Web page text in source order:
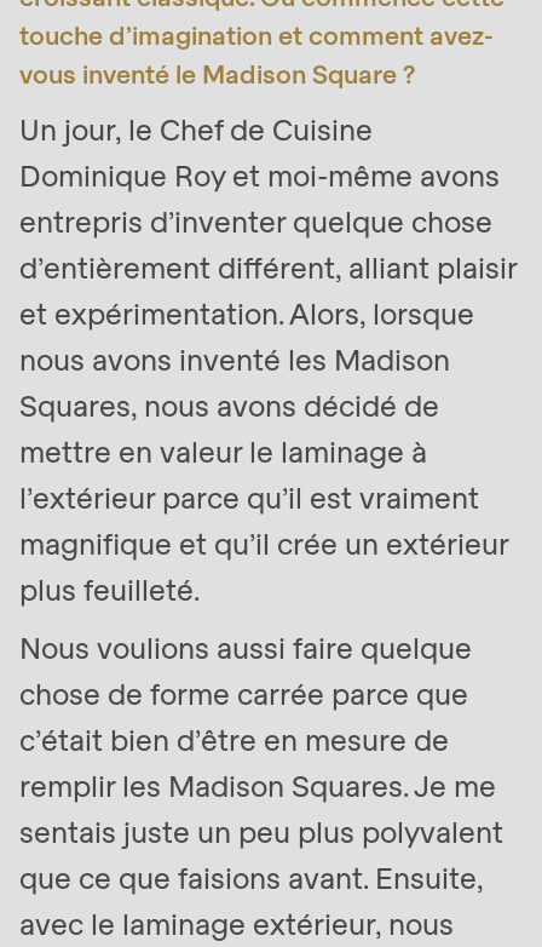
deprecated
in
Drupal\rondo_contact\ContactService-
>Drupal\rondo_contact\
{closure}
()
(line
of
modules/custom/rondo_contact/src/
Deprecated
function:
mb_substr():
null
to
#1
($string)
of
string
is
Drupal\rondo_contact\ContactService-
touche d’imagination et comment avez-
vous inventé le Madison Square ?
Un jour, le Chef de Cuisine
Dominique Roy et moi-même avons
entrepris d’inventer quelque chose
d’entièrement différent, alliant plaisir
et expérimentation. Alors, lorsque
nous avons inventé les Madison
Squares, nous avons décidé de
mettre en valeur le laminage à
l’extérieur parce qu’il est vraiment
magnifique et qu’il crée un extérieur
plus feuilleté.
Nous voulions aussi faire quelque
chose de forme carrée parce que
c’était bien d’être en mesure de
remplir les Madison Squares. Je me
sentais juste un peu plus polyvalent
que ce que faisions avant. Ensuite,
avec le laminage extérieur, nous